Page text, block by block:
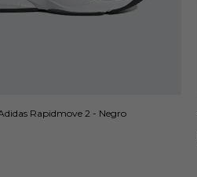
Rapidmove 2 - Negro